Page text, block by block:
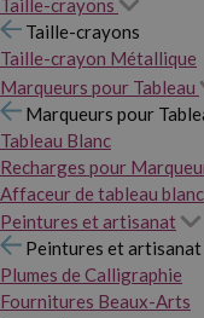
Taille-crayons
Taille-crayons
Taille-crayon Métallique
Marqueurs pour Tableau
Marqueurs pour
Tableau Blanc
Recharges pour
Affaceur de tableau blanc
Peintures et artisanat
Peintures et artisanat
Plumes de Calligraphie
Fournitures Beaux-Arts